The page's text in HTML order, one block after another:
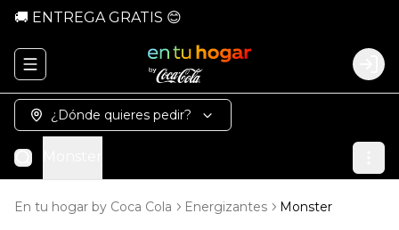
🚚 ENTREGA GRATIS 😊
Abrir menu de navegación
¿Dónde quieres pedir?
En tu hogar by Coca Cola Energizantes Monster